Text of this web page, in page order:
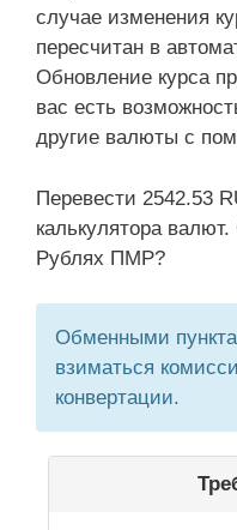
случае изменения
пересчитан в
Обновление курса
вас есть
другие валюты с
Перевести 2542.53
калькулятора
Рублях ПМР?
Обменными
взиматься
конвертации.